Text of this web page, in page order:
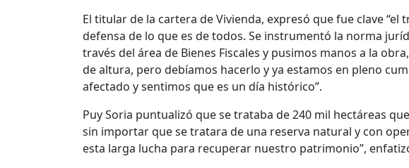
El titular de la cartera de Vivienda, expresó que fue clave
defensa de lo que es de todos. Se instrumentó la norma
través del área de Bienes Fiscales y pusimos manos a la
de altura, pero debíamos hacerlo y ya estamos en pleno
afectado y sentimos que es un día histórico”.
Puy Soria puntualizó que se trataba de 240 mil hectáreas
sin importar que se tratara de una reserva natural y con
esta larga lucha para recuperar nuestro patrimonio”,